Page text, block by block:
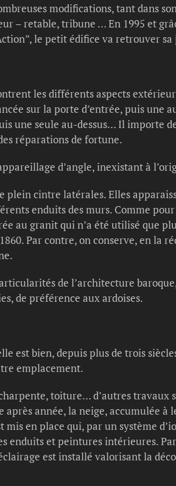
modifications, tant dans
– retable, tribune … En 1995 et
le petit édifice va retrouver sa
les différents aspects
sur la porte d’entrée, puis une
une seule au-dessus… Il importe
réparations de fortune.
d’angle, inexistant à
plein cintre latérales. Elles
enduits des murs. Comme
au granit qui n’a été utilisé que
Par contre, on conserve, en la
de l’architecture
de préférence aux ardoises.
est bien, depuis plus de trois
emplacement.
toiture… d’autres
après année, la neige, accumulée
en place qui, par un système
enduits et peintures intérieures.
est installé valorisant la